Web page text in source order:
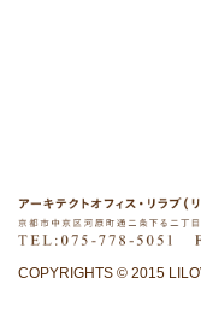
COPYRIGHTS © 2015